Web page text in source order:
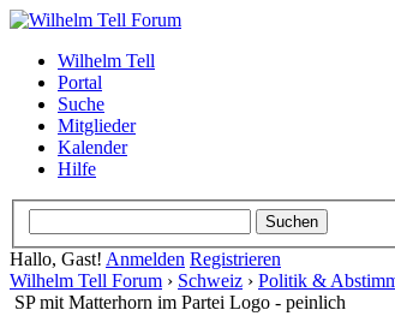
Wilhelm Tell
Portal
Suche
Mitglieder
Kalender
Hilfe
Hallo, Gast! Anmelden Registrieren
Wilhelm Tell Forum › Schweiz › Politik &
SP mit Matterhorn im Partei Logo - peinlich